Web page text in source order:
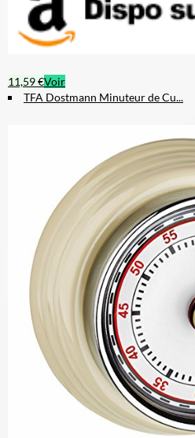
11,59 €Voir
TFA Dostmann Minuteur de Cu...